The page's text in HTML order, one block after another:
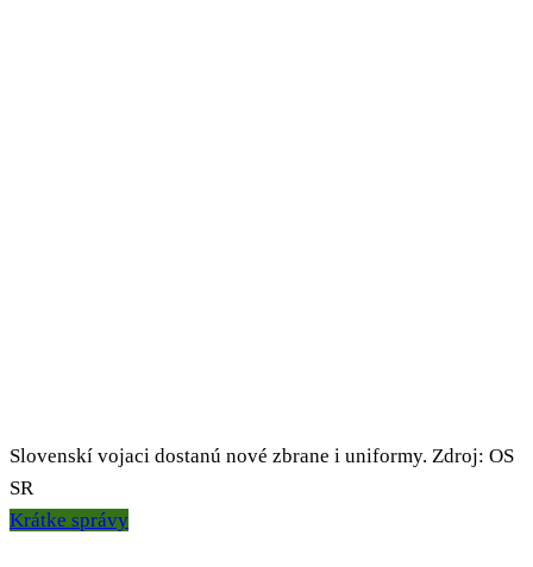
Slovenskí vojaci dostanú nové zbrane i uniformy. Zdroj: OS
SR
Krátke správy